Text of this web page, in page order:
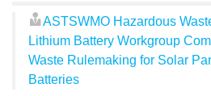
ASTSWMO Hazardous
Lithium Battery Workgroup
Waste Rulemaking for Solar
Batteries